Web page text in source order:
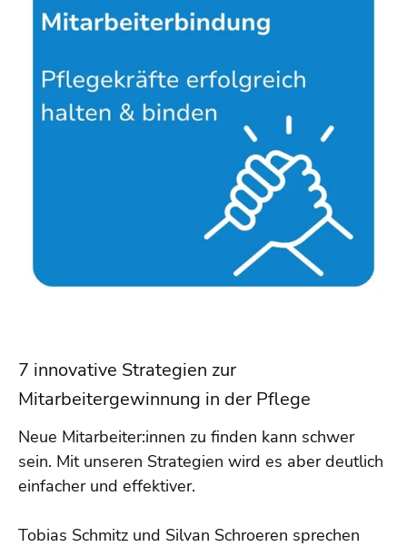
7 innovative Strategien zur
Mitarbeitergewinnung in der Pflege
Neue Mitarbeiter:innen zu finden kann schwer
sein. Mit unseren Strategien wird es aber deutlich
einfacher und effektiver.
Tobias Schmitz und Silvan Schroeren sprechen